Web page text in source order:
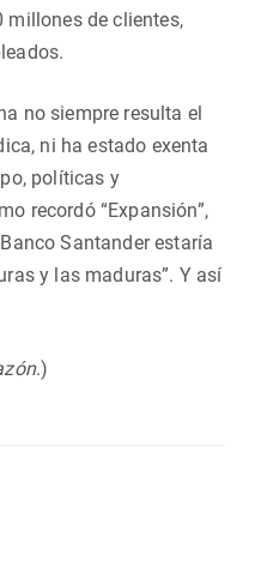
millones de clientes,
no siempre resulta el
ni ha estado exenta
políticas y
recordó “Expansión”,
Santander estaría
y las maduras”. Y así
.)